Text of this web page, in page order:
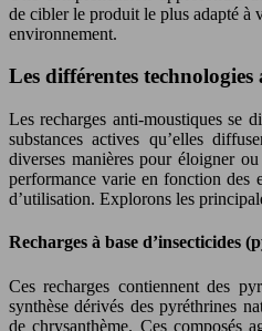
de cibler le produit le plus adapté à
environnement.
Les différentes technologies
Les recharges anti-moustiques se
substances actives qu’elles
diverses manières pour éloigner
performance varie en fonction des
d’utilisation. Explorons les
Recharges à base d’insecticides
Ces recharges contiennent des
synthèse dérivés des pyréthrines
de chrysanthème. Ces composés